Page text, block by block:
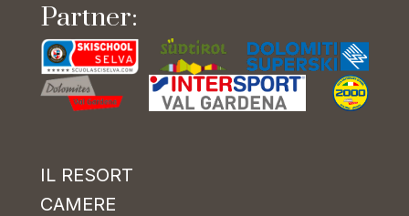
Partner:
IL RESORT
CAMERE